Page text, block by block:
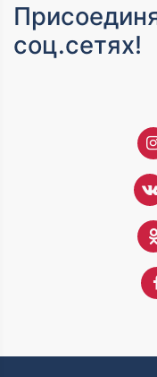
соц.сетях!